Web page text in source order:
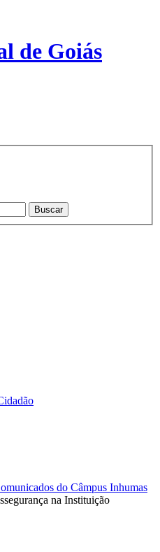
de Goiás
Buscar
do Câmpus Inhumas
na Instituição